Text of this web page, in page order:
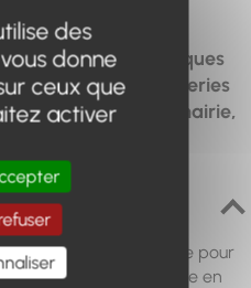
les vieux Jas typiques
d’anciennes bergeries
route de la mairie,
et prendre à gauche pour
sur la route goudronnée en
des
donne
ceux que
activer